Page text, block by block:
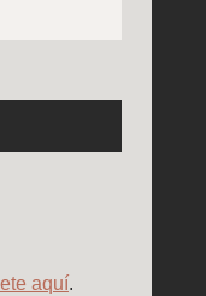
aquí.